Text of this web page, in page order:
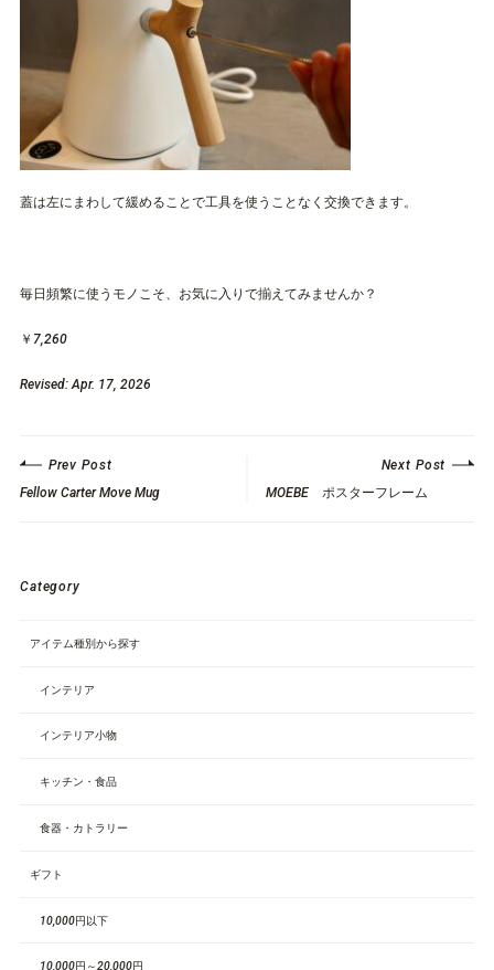
蓋は左にまわして緩めることで工具を使うことなく交換できます。
毎日頻繁に使うモノこそ、お気に入りで揃えてみませんか？
￥7,260
Revised: Apr. 17, 2026
Prev Post
Fellow Carter Move Mug
Next Post
MOEBE ポスターフレーム
Category
アイテム種別から探す
インテリア
インテリア小物
キッチン・食品
食器・カトラリー
ギフト
10,000円以下
10,000円～20,000円